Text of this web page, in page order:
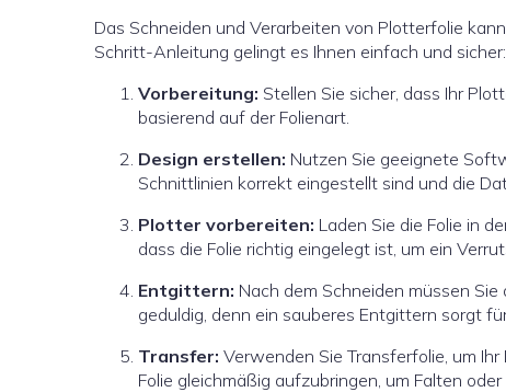
Das Schneiden und Verarbeiten von Plotterfolie
Schritt-Anleitung gelingt es Ihnen einfach und sicher:
Vorbereitung: Stellen Sie sicher, dass Ihr
basierend auf der Folienart.
Design erstellen: Nutzen Sie geeignete
Schnittlinien korrekt eingestellt sind und die
Plotter vorbereiten: Laden Sie die Folie in
dass die Folie richtig eingelegt ist, um ein
Entgittern: Nach dem Schneiden müssen
geduldig, denn ein sauberes Entgittern sorgt
Transfer: Verwenden Sie Transferfolie, um
Folie gleichmäßig aufzubringen, um Falten